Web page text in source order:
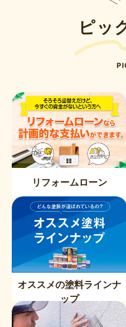
ピッ
リフォームローン
オススメの塗料ラインナ
ップ